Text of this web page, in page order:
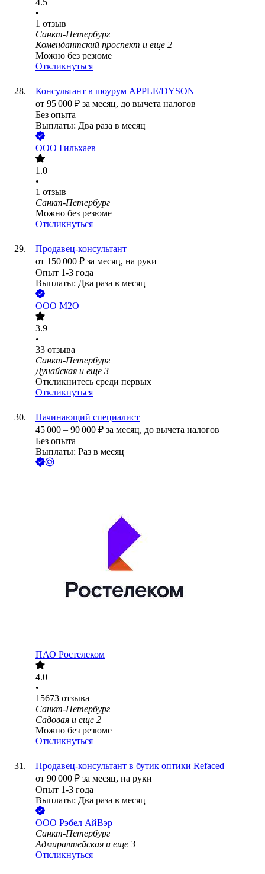
4.5
•
1 отзыв
Санкт-Петербург
Комендантский проспект и еще 2
Можно без резюме
Откликнуться
Консультант в шоурум APPLE/DYSON
от 95 000 ₽ за месяц, до вычета налогов
Без опыта
Выплаты: Два раза в месяц
ООО Гильхаев
1.0
•
1 отзыв
Санкт-Петербург
Можно без резюме
Откликнуться
Продавец-консультант
от 150 000 ₽ за месяц, на руки
Опыт 1-3 года
Выплаты: Два раза в месяц
ООО М2О
3.9
•
33 отзыва
Санкт-Петербург
Дунайская и еще 3
Откликнитесь среди первых
Откликнуться
Начинающий специалист
45 000 – 90 000 ₽ за месяц, до вычета налогов
Без опыта
Выплаты: Раз в месяц
ПАО Ростелеком
4.0
•
15673 отзыва
Санкт-Петербург
Садовая и еще 2
Можно без резюме
Откликнуться
Продавец-консультант в бутик оптики Refaced
от 90 000 ₽ за месяц, на руки
Опыт 1-3 года
Выплаты: Два раза в месяц
ООО Рэбел АйВэр
Санкт-Петербург
Адмиралтейская и еще 3
Откликнуться